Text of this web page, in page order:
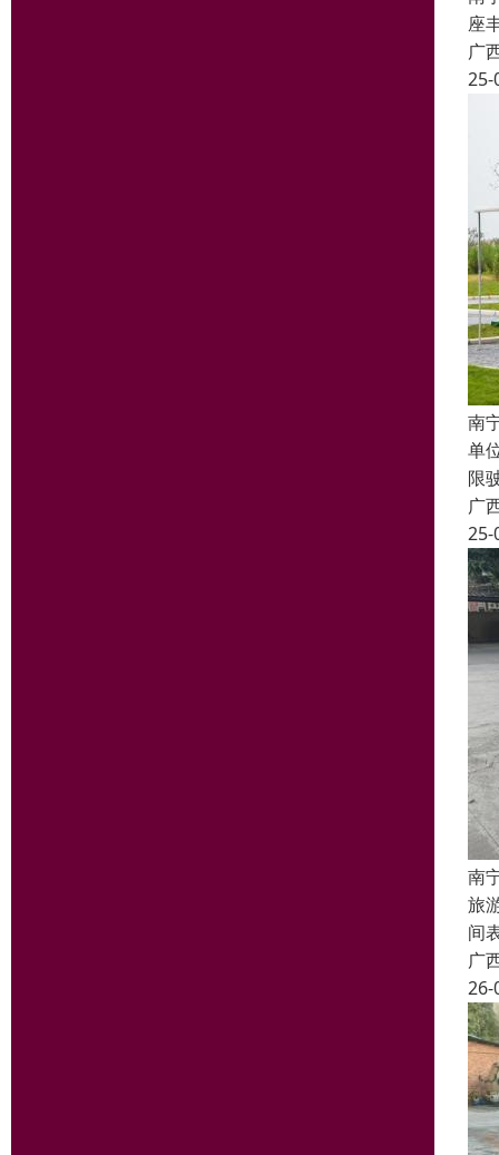
座
广
25-
南
单
限
广
25-
南
旅
间
广
26-